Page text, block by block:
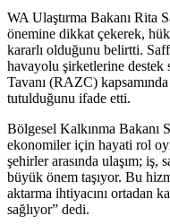
WA Ulaştırma Bakanı Rita
önemine dikkat çekerek,
kararlı olduğunu belirtti.
havayolu şirketlerine destek
Tavanı (RAZC)
tutulduğunu ifade etti.
Bölgesel Kalkınma Bakanı
ekonomiler için hayati rol
şehirler arasında ulaşım; iş,
büyük önem taşıyor. Bu
aktarma ihtiyacını ortadan
sağlıyor” dedi.